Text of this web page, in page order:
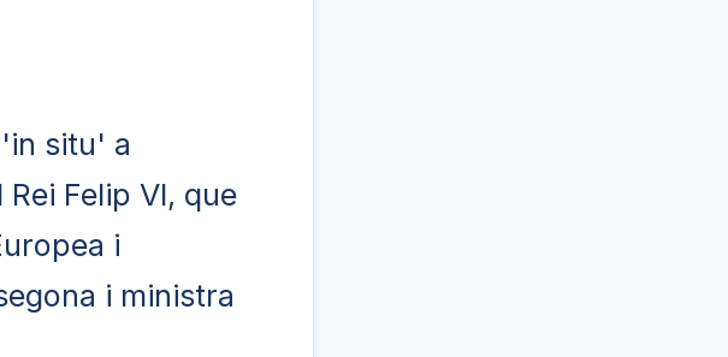
situ' a
Felip VI, que
i
i ministra